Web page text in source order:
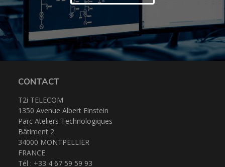
CONTACT
T2i TELECOM
1350 Avenue Albert Einstein
Parc Ateliers Technologiques
Bâtiment 2
34000 MONTPELLIER
FRANCE
Tél : +33 4 67 59 59 93